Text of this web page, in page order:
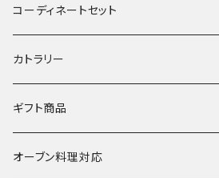
その他
水うちわ
浮き玉
冬
コーディネートセット
カトラリー
ギフト商品
オーブン料理対応